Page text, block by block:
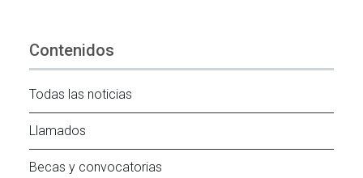
Contenidos
Todas las noticias
Llamados
Becas y convocatorias